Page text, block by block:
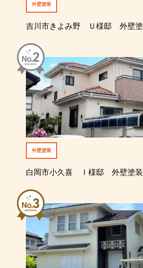
外壁塗装
吉川市きよみ野 Ｕ様邸 外壁塗
外壁塗装
白岡市小久喜 Ｉ様邸 外壁塗